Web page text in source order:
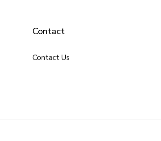
Contact
Contact Us